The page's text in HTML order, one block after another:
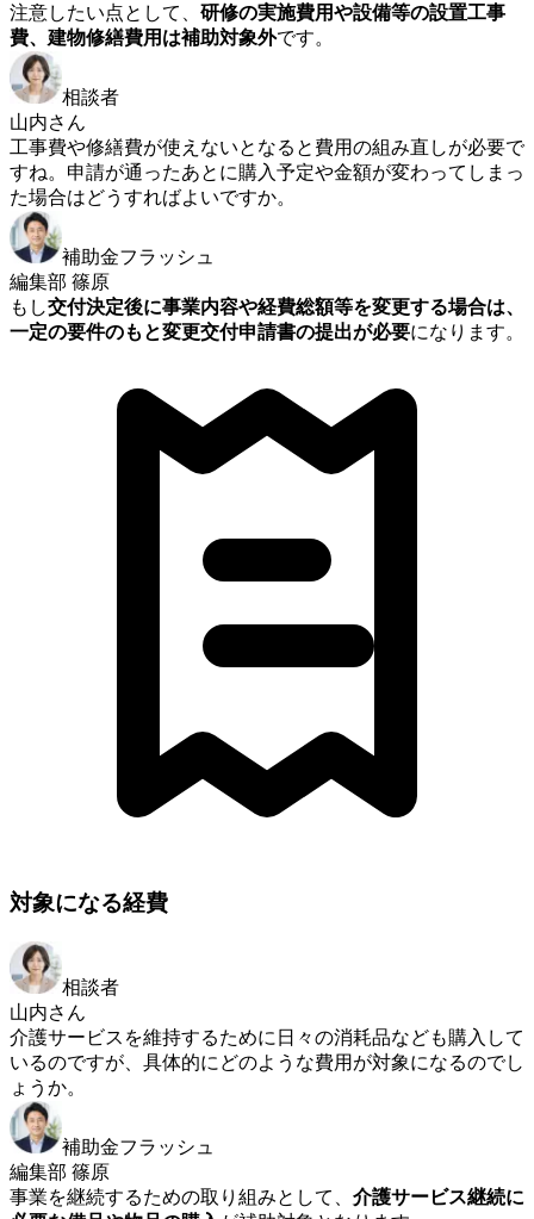
注意したい点として、 研修の実施費用や設備等の設置工事
費、建物修繕費用は補助対象外です。
相談者
山内さん
工事費や修繕費が使えないとなると費用の組み直しが必要で
すね。申請が通ったあとに購入予定や金額が変わってしまっ
た場合はどうすればよいですか。
補助金フラッシュ
編集部 篠原
もし交付決定後に事業内容や経費総額等を変更する場合は、
一定の要件のもと変更交付申請書の提出が必要になります。
対象になる経費
相談者
山内さん
介護サービスを維持するために日々の消耗品なども購入して
いるのですが、具体的にどのような費用が対象になるのでし
ょうか。
補助金フラッシュ
編集部 篠原
事業を継続するための取り組みとして、 介護サービス継続に